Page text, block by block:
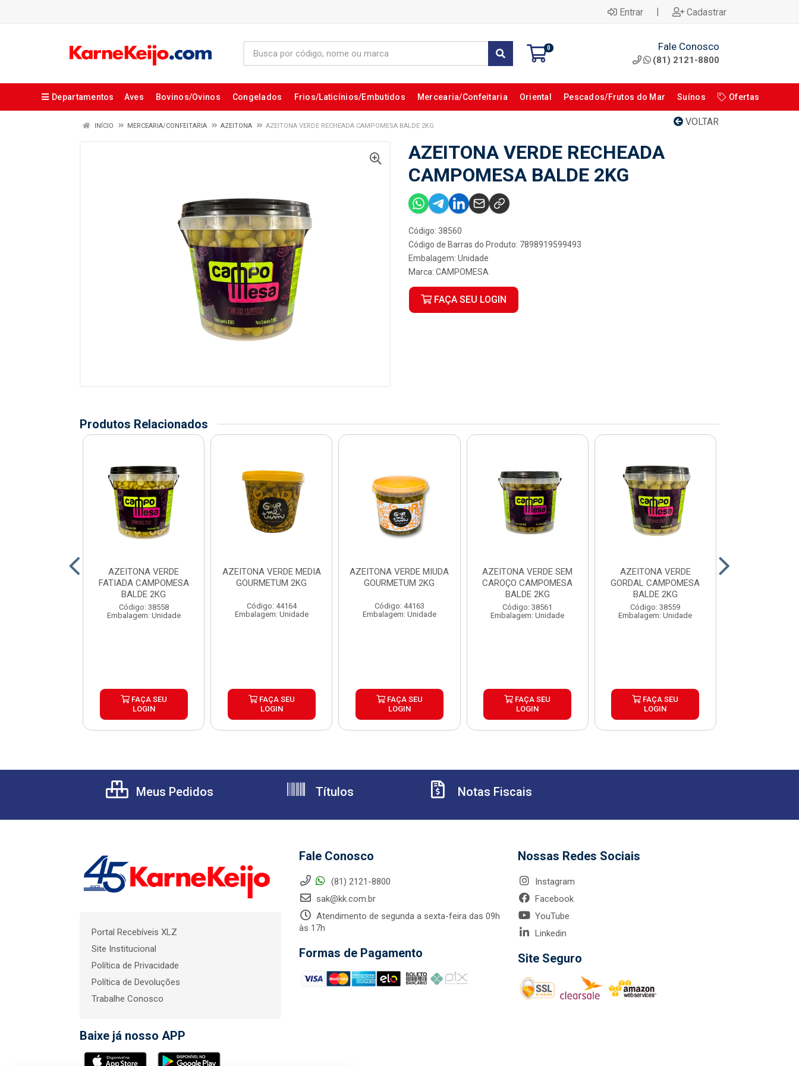
Entrar | Cadastrar
0 Fale Conosco
(81) 2121-8800
Departamentos Aves Bovinos/Ovinos Congelados Frios/Laticínios/Embutidos Mercearia/Confeitaria Oriental Pescados/Frutos do Mar Suínos Ofertas
VOLTAR
INÍCIO MERCEARIA/CONFEITARIA AZEITONA AZEITONA VERDE RECHEADA CAMPOMESA BALDE 2KG
AZEITONA VERDE RECHEADA
CAMPOMESA BALDE 2KG
Código: 38560
Código de Barras do Produto: 7898919599493
Embalagem: Unidade
Marca: CAMPOMESA
FAÇA SEU LOGIN
Produtos Relacionados
AZEITONA VERDE
FATIADA CAMPOMESA
BALDE 2KG
Código: 38558
Embalagem: Unidade
FAÇA SEU
LOGIN
AZEITONA VERDE MEDIA
GOURMETUM 2KG
Código: 44164
Embalagem: Unidade
FAÇA SEU
LOGIN
AZEITONA VERDE MIUDA
GOURMETUM 2KG
Código: 44163
Embalagem: Unidade
FAÇA SEU
LOGIN
AZEITONA VERDE SEM
CAROÇO CAMPOMESA
BALDE 2KG
Código: 38561
Embalagem: Unidade
FAÇA SEU
LOGIN
AZEITONA VERDE
GORDAL CAMPOMESA
BALDE 2KG
Código: 38559
Embalagem: Unidade
FAÇA SEU
LOGIN
Meus Pedidos Títulos Notas Fiscais
Portal Recebíveis XLZ
Site Institucional
Política de Privacidade
Política de Devoluções
Trabalhe Conosco
Baixe já nosso APP
Fale Conosco
(81) 2121-8800
sak@kk.com.br
Atendimento de segunda a sexta-feira das 09h
às 17h
Formas de Pagamento
Nossas Redes Sociais
Instagram
Facebook
YouTube
Linkedin
Site Seguro